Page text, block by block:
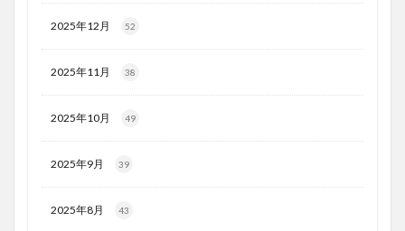
2025年12月 52
2025年11月 38
2025年10月 49
2025年9月 39
2025年8月 43